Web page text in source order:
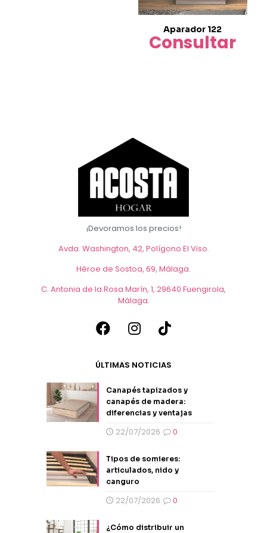
Aparador 122
Consultar
¡Devoramos los precios!
Avda. Washington, 42, Polígono El Viso.
Héroe de Sostoa, 69, Málaga.
C. Antonia de la Rosa Marín, 1, 29640 Fuengirola,
Málaga.
ÚLTIMAS NOTICIAS
Canapés tapizados y
canapés de madera:
diferencias y ventajas
22/07/2026 0
Tipos de somieres:
articulados, nido y
canguro
22/07/2026 0
¿Cómo distribuir un